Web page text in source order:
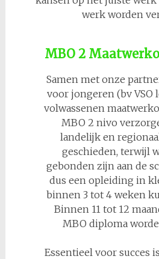
werk worden
MBO 2
Samen met onze
voor jongeren (bv VSO
volwassenen
MBO 2 nivo
landelijk en
geschieden, terwijl
gebonden zijn aan de
dus een opleiding in
binnen 3 tot 4 weken
Binnen 11 tot 12
MBO diploma
Essentieel voor succes